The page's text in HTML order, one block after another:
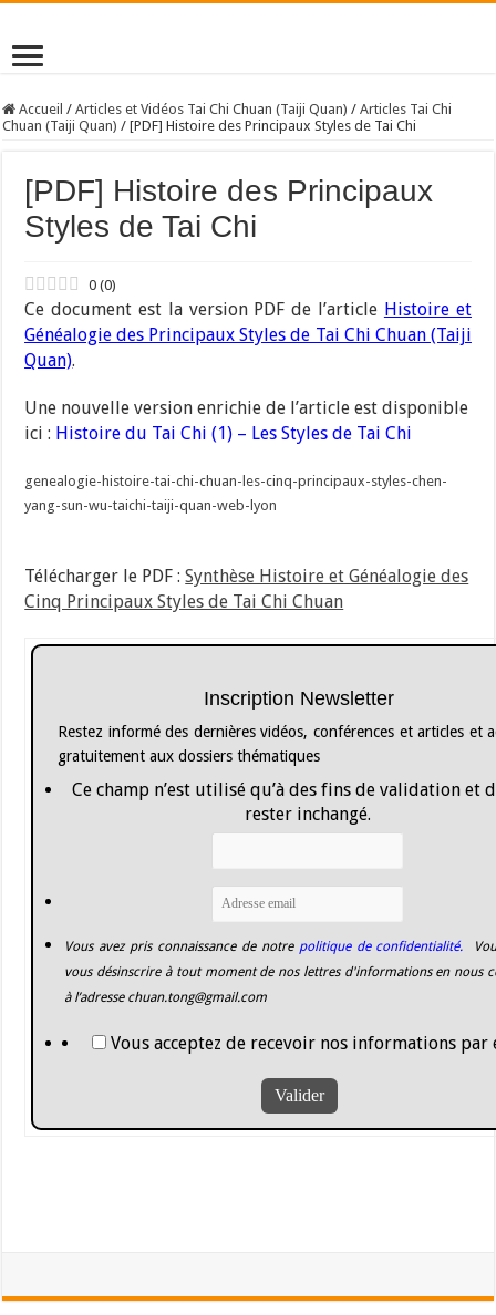
Accueil / Articles et Vidéos Tai Chi Chuan (Taiji Quan) / Articles Tai Chi
Chuan (Taiji Quan) / [PDF] Histoire des Principaux Styles de Tai Chi
[PDF] Histoire des Principaux
Styles de Tai Chi
0 (0)
Ce document est la version PDF de l’article Histoire et
Généalogie des Principaux Styles de Tai Chi Chuan (Taiji
Quan).
Une nouvelle version enrichie de l’article est disponible
ici : Histoire du Tai Chi (1) – Les Styles de Tai Chi
genealogie-histoire-tai-chi-chuan-les-cinq-principaux-styles-chen-
yang-sun-wu-taichi-taiji-quan-web-lyon
Télécharger le PDF :Synthèse Histoire et Généalogie des
Cinq Principaux Styles de Tai Chi Chuan
Inscription Newsletter
Restez informé des dernières vidéos, conférences et articles et
gratuitement aux dossiers thématiques
Ce champ n’est utilisé qu’à des fins de validation et
rester inchangé.
Vous avez pris connaissance de notrepolitique de confidentialité.
vous désinscrire à tout moment de nos lettres d'informations en nous
à l’adresse chuan.tong@gmail.com
Vous acceptez de recevoir nos informations par